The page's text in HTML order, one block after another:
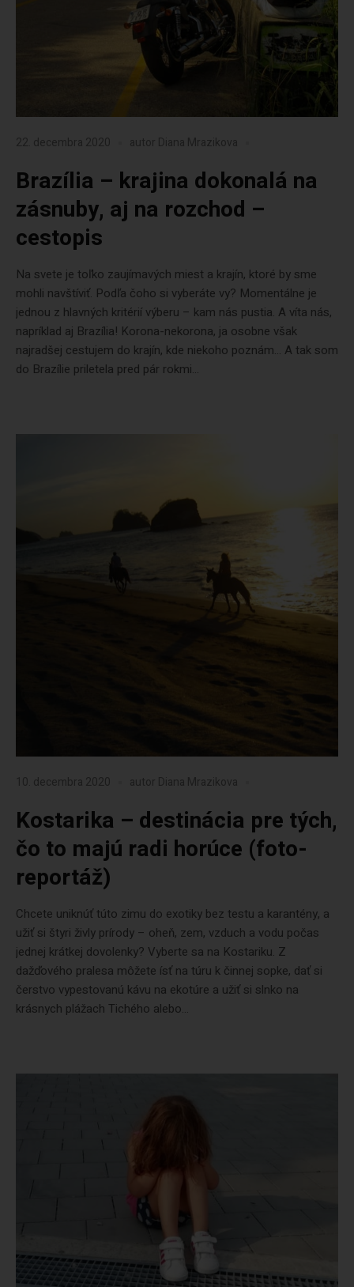
22. decembra 2020 autor Diana Mrazikova
Brazília – krajina dokonalá na
zásnuby, aj na rozchod –
cestopis
Na svete je toľko zaujímavých miest a krajín, ktoré by sme
mohli navštíviť. Podľa čoho si vyberáte vy? Momentálne je
jednou z hlavných kritérií výberu – kam nás pustia. A víta nás,
napríklad aj Brazília! Korona-nekorona, ja osobne však
najradšej cestujem do krajín, kde niekoho poznám… A tak som
do Brazílie priletela pred pár rokmi...
10. decembra 2020 autor Diana Mrazikova
Kostarika – destinácia pre tých,
čo to majú radi horúce (foto-
reportáž)
Chcete uniknúť túto zimu do exotiky bez testu a karantény, a
užiť si štyri živly prírody – oheň, zem, vzduch a vodu počas
jednej krátkej dovolenky? Vyberte sa na Kostariku. Z
dažďového pralesa môžete ísť na túru k činnej sopke, dať si
čerstvo vypestovanú kávu na ekotúre a užiť si slnko na
krásnych plážach Tichého alebo...